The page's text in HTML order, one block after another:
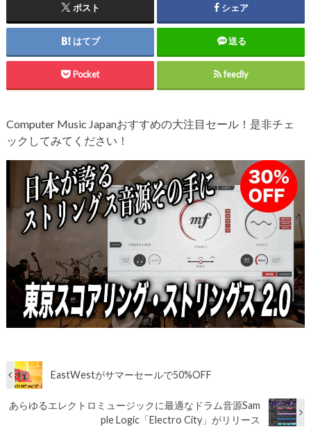
ポスト シェア
はてブ 送る
Pocket feedly
Computer Music Japanおすすめの大注目セール！是非チェ
ックしてみてください！
EastWestがサマーセールで50%OFF
あらゆるエレクトロミュージックに最適なドラム音源Sam
ple Logic「Electro City」がリリース